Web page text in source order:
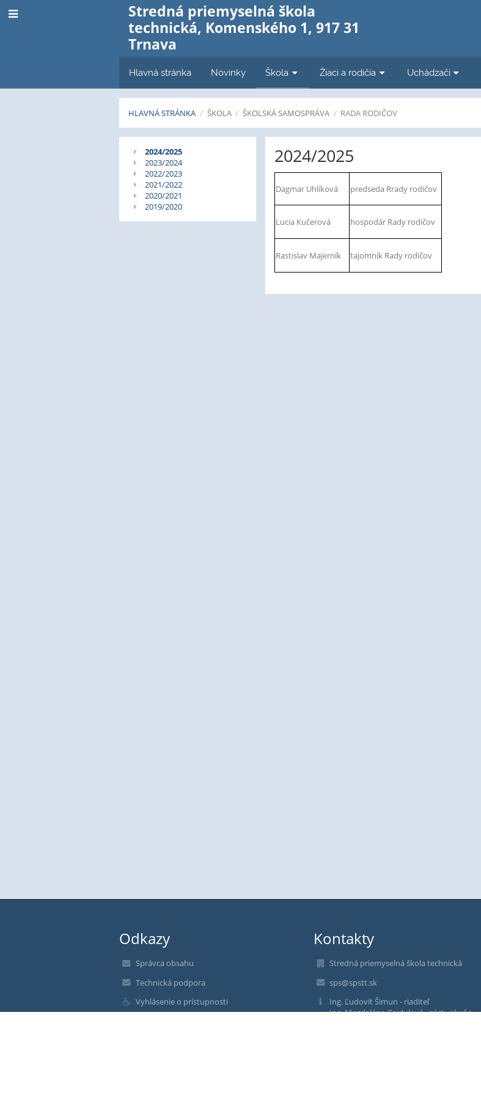
Stredná priemyselná škola
technická, Komenského 1, 917 31
Trnava
Hlavná stránka Novinky Škola Žiaci a rodičia Uchádzači
HLAVNÁ STRÁNKA / ŠKOLA / ŠKOLSKÁ SAMOSPRÁVA / RADA RODIČOV
Rada
rodičov
2024/2025
2023/2024
2022/2023
2021/2022
2020/2021
2019/2020
2024/2025
Dagmar Uhlíková predseda Rrady rodičov
Lucia Kučerová hospodár Rady rodičov
Rastislav Majerník tajomník Rady rodičov
Odkazy
Správca obsahu
Technická podpora
Vyhlásenie o prístupnosti
Kontakty
Stredná priemyselná škola technická
sps@spstt.sk
Ing. Ľudovít Šimun - riaditeľ
Ing. Magdaléna Gajdulová - zástupkyňa